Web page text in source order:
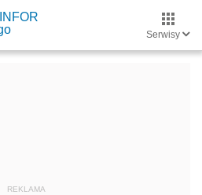
Serwisy